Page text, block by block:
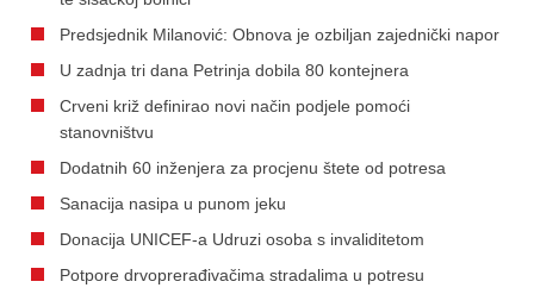
Predsjednik Milanović: Obnova je ozbiljan zajednički napor
U zadnja tri dana Petrinja dobila 80 kontejnera
Crveni križ definirao novi način podjele pomoći
stanovništvu
Dodatnih 60 inženjera za procjenu štete od potresa
Sanacija nasipa u punom jeku
Donacija UNICEF-a Udruzi osoba s invaliditetom
Potpore drvoprerađivačima stradalima u potresu